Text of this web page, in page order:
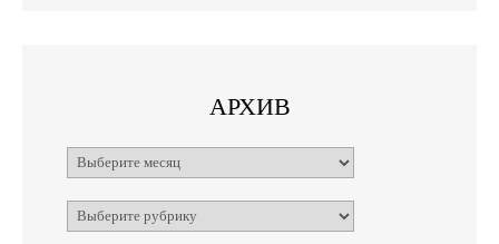
АРХИВ
Архивы
Рубрики